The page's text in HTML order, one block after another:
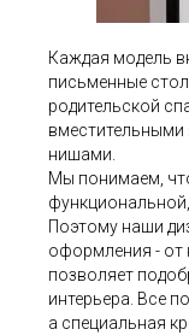
Каждая модель
письменные
родительской
нишами.
Мы понимаем,
функциональной,
Поэтому наши
оформления - от
позволяет
интерьера. Все
а специальная